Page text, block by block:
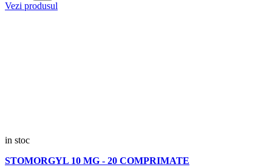
Vezi produsul
in stoc
STOMORGYL 10 MG - 20 COMPRIMATE